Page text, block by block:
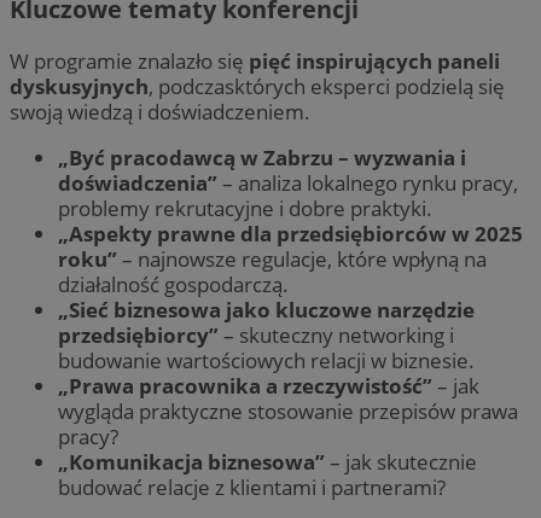
Kluczowe tematy konferencji
W programie znalazło się pięć inspirujących paneli
dyskusyjnych, podczasktórych eksperci podzielą się
swoją wiedzą i doświadczeniem.
„Być pracodawcą w Zabrzu – wyzwania i
doświadczenia” – analiza lokalnego rynku pracy,
problemy rekrutacyjne i dobre praktyki.
„Aspekty prawne dla przedsiębiorców w 2025
roku” – najnowsze regulacje, które wpłyną na
działalność gospodarczą.
„Sieć biznesowa jako kluczowe narzędzie
przedsiębiorcy” – skuteczny networking i
budowanie wartościowych relacji w biznesie.
„Prawa pracownika a rzeczywistość” – jak
wygląda praktyczne stosowanie przepisów prawa
pracy?
„Komunikacja biznesowa” – jak skutecznie
budować relacje z klientami i partnerami?